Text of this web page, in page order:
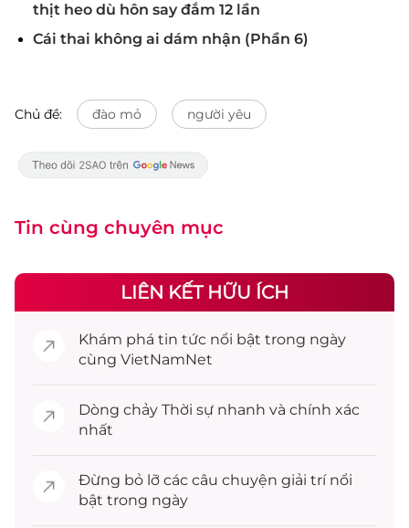
thịt heo dù hôn say đắm 12 lần
Cái thai không ai dám nhận (Phần 6)
Chủ đề: đào mỏ người yêu
Tin cùng chuyên mục
LIÊN KẾT HỮU ÍCH
Khám phá tin tức nổi bật trong ngày
cùng VietNamNet
Dòng chảy Thời sự nhanh và chính xác
nhất
Đừng bỏ lỡ các câu chuyện giải trínổi
bật trong ngày